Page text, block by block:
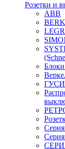
Розетки и
ABB
ГУСИ